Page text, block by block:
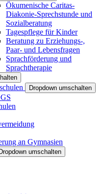
Ökumenische Caritas-
Diakonie-Sprechstunde und
Sozialberatung
Tagespflege für Kinder
Beratung zu Erziehungs-,
Paar- und Lebensfragen
Sprachförderung und
Sprachtherapie
Dropdown umschalten
an Gymnasien
Dropdown umschalten